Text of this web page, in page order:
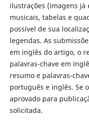
ilustrações (imagens já
musicais, tabelas e
possível de sua
legendas. As
em inglês do artigo, o
palavras-chave em
resumo e palavras-
português e inglês. Se
aprovado para
solicitada.